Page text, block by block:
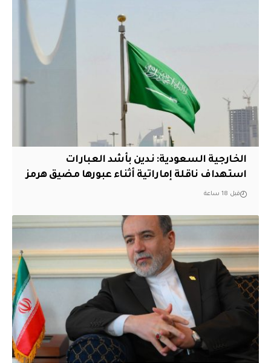
‏الخارجية السعودية: ندين بأشد العبارات
استهداف ناقلة إماراتية أثناء عبورها مضيق هرمز
قبل 18 ساعة